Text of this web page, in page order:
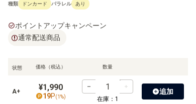
【OP-02】頂上決戦
【EB-04】EGGHEAD CRISIS
種類 ドンカード パラレル あり
ポイントアップキャンペーン
通常配送商品
状態 価格（税込） 数量
A+ ¥1,990
19P(1%) 在庫： 1
追加